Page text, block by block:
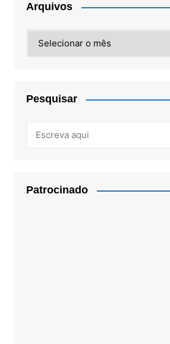
Arquivos
Pesquisar
Patrocinado